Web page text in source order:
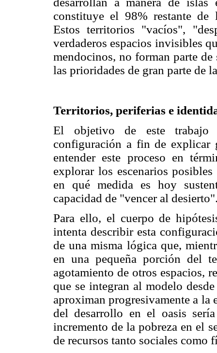
constituye el 98% restante
Estos territorios "vacíos",
verdaderos espacios invisibles
mendocinos, no forman parte
las prioridades de gran parte de
Territorios, periferias e
El objetivo de este trabajo
configuración a fin de explicar
entender este proceso en
explorar los escenarios
en qué medida es hoy
capacidad de "vencer al
Para ello, el cuerpo de
intenta describir esta
de una misma lógica que,
en una pequeña porción del
agotamiento de otros espacios,
que se integran al modelo
aproximan progresivamente a la
del desarrollo en el oasis
incremento de la pobreza en el
de recursos tanto sociales como